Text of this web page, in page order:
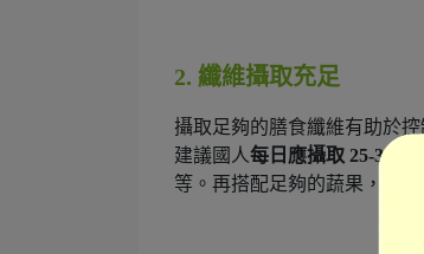
2. 纖維攝取充足
攝取足夠的膳食纖維有助於
建議國人每日應攝取 25-30g
等。再搭配足夠的蔬果，成